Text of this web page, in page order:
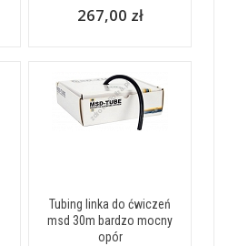
267,00 zł
Tubing linka do ćwiczeń
msd 30m bardzo mocny
opór